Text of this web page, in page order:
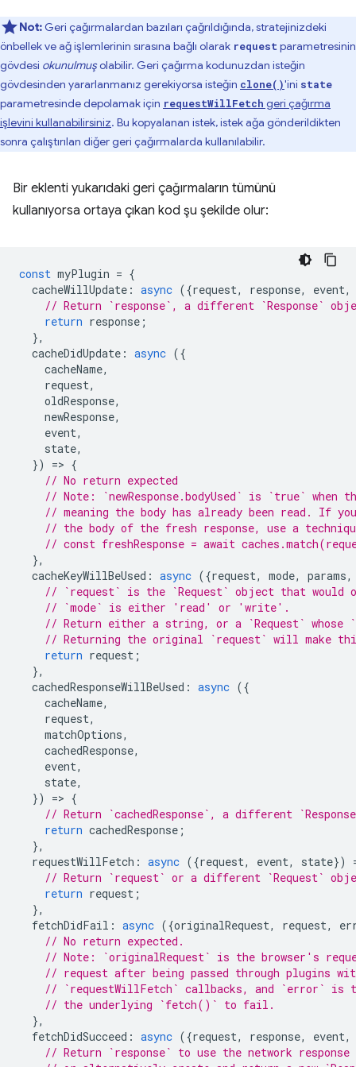
Not: Geri çağırmalardan bazıları çağrıldığında, stratejinizdeki
önbellek ve ağ işlemlerinin sırasına bağlı olarak request parametresinin
gövdesi okunulmuşolabilir. Geri çağırma kodunuzdan isteğin
gövdesinden yararlanmanız gerekiyorsa isteğin clone()'ini state
parametresinde depolamak için requestWillFetch geri çağırma
işlevini kullanabilirsiniz. Bu kopyalanan istek, istek ağa gönderildikten
sonra çalıştırılan diğer geri çağırmalarda kullanılabilir.
Bir eklenti yukarıdaki geri çağırmaların tümünü
kullanıyorsa ortaya çıkan kod şu şekilde olur:
const myPlugin = {
cacheWillUpdate : async ({request, response, event,
// Return `response`, a different `Response`
return response ;
},
cacheDidUpdate : async ({
cacheName,
request,
oldResponse,
newResponse,
event,
state,
})
=> {
// No return expected
// Note: `newResponse.bodyUsed` is `true`
// meaning the body has already been read. If
// the body of the fresh response, use a
// const freshResponse = await
},
cacheKeyWillBeUsed : async ({request, mode, params,
// `request` is the `Request` object that would
// `mode` is either 'read' or 'write'.
// Return either a string, or a `Request` whose
// Returning the original `request` will make
return request ;
},
cachedResponseWillBeUsed : async ({
cacheName,
request,
matchOptions,
cachedResponse,
event,
state,
})
=> {
// Return `cachedResponse`, a different
return cachedResponse ;
},
requestWillFetch : async ({request, event, state})
// Return `request` or a different `Request`
return request ;
},
fetchDidFail : async ({originalRequest, request,
// No return expected.
// Note: `originalRequest` is the browser's
// request after being passed through plugins
// `requestWillFetch` callbacks, and `error` is
// the underlying `fetch()` to fail.
},
fetchDidSucceed : async ({request, response, event,
// Return `response` to use the network